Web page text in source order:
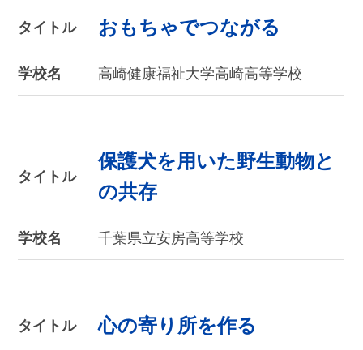
タイトル おもちゃでつながる
学校名 高崎健康福祉大学高崎高等学校
タイトル
保護犬を用いた野生動物と
の共存
学校名 千葉県立安房高等学校
タイトル 心の寄り所を作る